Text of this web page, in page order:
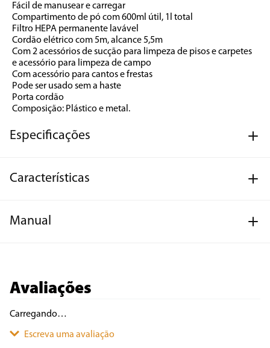
Fácil de manusear e carregar
Compartimento de pó com 600ml útil, 1l total
Filtro HEPA permanente lavável
Cordão elétrico com 5m, alcance 5,5m
Com 2 acessórios de sucção para limpeza de pisos e carpetes
e acessório para limpeza de campo
Com acessório para cantos e frestas
Pode ser usado sem a haste
Porta cordão
Composição: Plástico e metal.
Especificações
Características
Manual
Avaliações
Carregando…
Escreva uma avaliação